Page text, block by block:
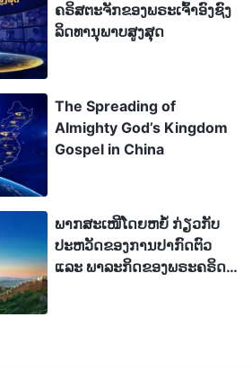
ເຮົາຈະສົນໃຈສອບຖາມ. ຍ້ອນພວກ
ພວກເຮົາສາມາດຖືກຍົກຂຶ້ນສະຫວັນ
ຮັບການອວຍພອນ ຫຼື ບໍ່, ມີບ່ອນຢູ່
າຈັກສະຫວັນ ຫຼື ບໍ່; ແລະ ພວກເຮົາ
ບ່ງປັນນໍ້າແຫ່ງຊີວິດ ແລະ ຜົນຂອງ
ບໍ່ແມ່ນຍ້ອນຜົນປະໂຫຍດໃນການ
ຮັດໃຫ້ພວກເຮົາເຊື່ອໃນພຣະຜູ້ເປັນ
ຜູ້ຕິດຕາມຂອງພຣະອົງ? ຄວາມບາບ
ນອະໄພໂທດ, ພວກເຮົາໄດ້ກັບຈິດ
ມຈອກເຫຼົ້າທີ່ຂົມຂື່ນ ແລະ ພວກເຮົາ
ບກໄວ້ຢູ່ເທິງຫຼັງຂອງພວກເຮົາ. ຜູ້ໃດ
ຄຣິສຕະຈັກຂອງພຣະເຈົ້າອົງຊົງ
ລິດທານຸພາບສູງສຸດ
The Spreading of
Almighty God’s Kingdom
Gospel in China
ພາກສະເໜີໂດຍຫຍໍ້ ກ່ຽວກັບ
ປະຫວັດຂອງການປາກົດຕົວ
ແລະ ພາລະກິດຂອງພຣະຄຣິດ